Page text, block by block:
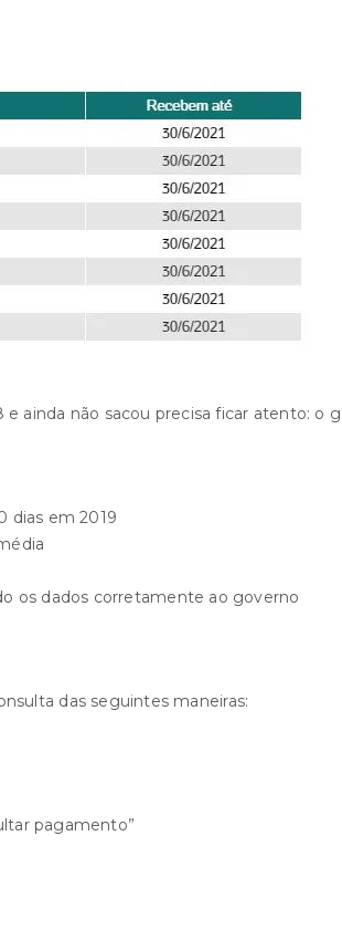
ainda não sacou precisa ficar atento: o
dias em 2019
os dados corretamente ao governo
das seguintes maneiras:
pagamento”